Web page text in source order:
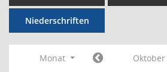
Niederschriften
Monat Oktober